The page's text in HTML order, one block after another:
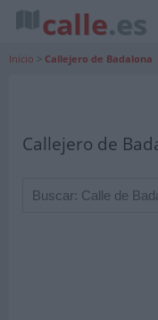
calle.es
Inicio > Callejero de Badalona
Callejero de